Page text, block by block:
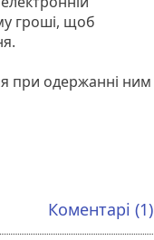
гроші, щоб
при одержанні ним
Коментарі (1)